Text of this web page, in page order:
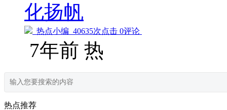
化扬帆
热点小编 40635次点击 0评论
7年前 热
热点推荐